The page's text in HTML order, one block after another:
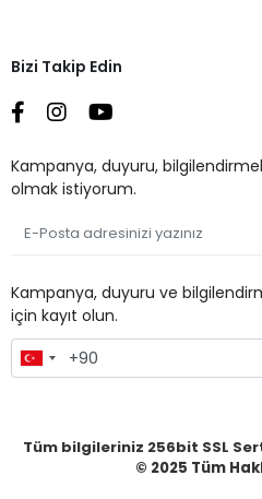
Bizi Takip Edin
Kampanya, duyuru,
olmak istiyorum.
Kampanya, duyuru ve
için kayıt olun.
Tüm bilgileriniz 256bit SSL
© 2025 Tüm